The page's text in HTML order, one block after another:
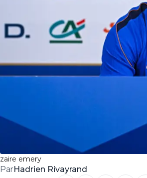
zaire emery
ParHadrien Rivayrand